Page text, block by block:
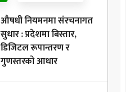
औषधी नियमनमा संरचनागत
सुधार : प्रदेशमा बिस्तार,
डिजिटल रूपान्तरण र
गुणस्तरको आधार